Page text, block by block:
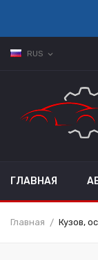
RUS expand_more
ГЛАВНАЯ
Главная Кузов,